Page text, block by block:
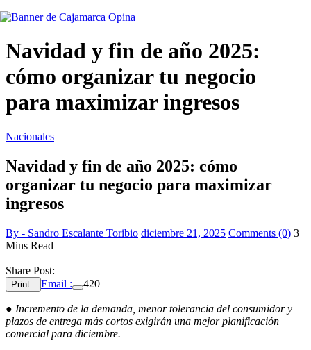
Navidad y fin de año 2025:
cómo organizar tu negocio
para maximizar ingresos
Nacionales
Navidad y fin de año 2025: cómo
organizar tu negocio para maximizar
ingresos
By - Sandro Escalante Toribio diciembre 21, 2025 Comments (0) 3
Mins Read
Share Post:
Print : Email : 420
● Incremento de la demanda, menor tolerancia del consumidor y
plazos de entrega más cortos exigirán una mejor planificación
comercial para diciembre.